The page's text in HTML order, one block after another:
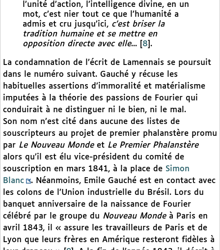
l’unité d’action, l’intelligence divine, en un
mot, c’est nier tout ce que l’humanité a
admis et cru jusqu’ici, c’est briser la
tradition humaine et se mettre en
opposition directe avec elle... 8 .
La condamnation de l’écrit de Lamennais se poursuit
dans le numéro suivant. Gauché y récuse les
habituelles assertions d’immoralité et matérialisme
imputées à la théorie des passions de Fourier qui
conduirait à ne distinguer ni le bien, ni le mal.
Son nom n’est cité dans aucune des listes de
souscripteurs au projet de premier phalanstère promu
par Le Nouveau Mondeet Le Premier Phalanstère
alors qu’il est élu vice-président du comité de
souscription en mars 1841, à la place de Simon
Blanc
. Néanmoins, Emile Gauché est en contact avec
les colons de l’Union industrielle du Brésil. Lors du
banquet anniversaire de la naissance de Fourier
célébré par le groupe du Nouveau Mondeà Paris en
avril 1843, il « assure les travailleurs de Paris et de
Lyon que leurs frères en Amérique resteront fidèles à